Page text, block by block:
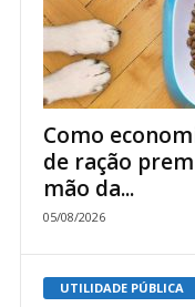
Como
de ração
mão da...
05/08/2026
UTILIDADE PÚBLICA